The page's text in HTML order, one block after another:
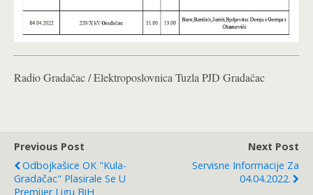
Radio Gradačac / Elektroposlovnica Tuzla PJD Gradačac
Previous Post
Odbojkašice OK "Kula-
Gradačac" Plasirale Se U
Premijer Ligu BiH
Next Post
Servisne Informacije Za
04.04.2022.